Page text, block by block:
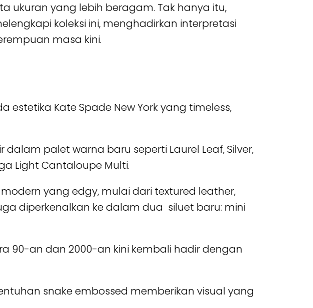
ukuran yang lebih beragam. Tak hanya itu,
koleksi ini, menghadirkan interpretasi
masa kini.
estetika Kate Spade New York yang timeless,
palet warna baru seperti Laurel Leaf, Silver,
Light Cantaloupe Multi.
yang edgy, mulai dari textured leather,
diperkenalkan ke dalam dua siluet baru: mini
90-an dan 2000-an kini kembali hadir dengan
snake embossed memberikan visual yang